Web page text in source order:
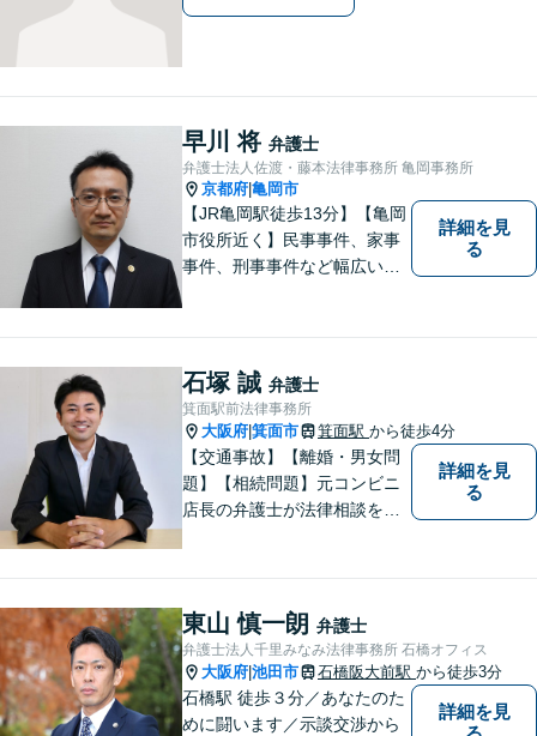
早川 将 弁護士
弁護士法人佐渡・藤本法律事務所 亀岡事務所
京都府 亀岡市
【JR亀岡駅徒歩13分】【亀岡
市役所近く】民事事件、家事
事件、刑事事件など幅広い分
い法的サービスを提供できる
よう努めて参ります。 何でも
お気軽ご相談ください。
詳細を見
る
石塚 誠 弁護士
箕面駅前法律事務所
大阪府 箕面市 箕面駅 から徒歩4分
【交通事故】【離婚・男女問
題】【相続問題】元コンビニ
店長の弁護士が法律相談を承
詳細を見
る
東山 慎一朗 弁護士
弁護士法人千里みなみ法律事務所 石橋オフィス
大阪府 池田市 石橋阪大前駅 から徒歩3分
石橋駅 徒歩３分／あなたのた
めに闘います／示談交渉から
詳細を見